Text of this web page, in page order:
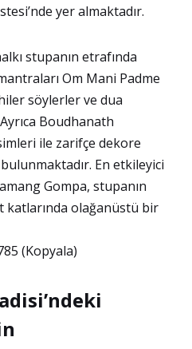
yer almaktadır.
stupanın etrafında
Om Mani Padme
söylerler ve dua
Ayrıca Boudhanath
ile zarifçe dekore
En etkileyici
Gompa, stupanın
katlarında olağanüstü bir